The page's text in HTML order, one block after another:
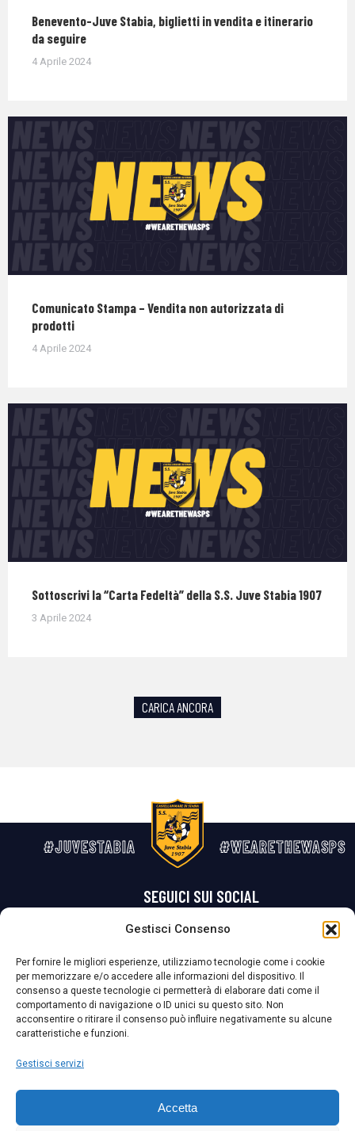
Gestisci Consenso
Per fornire le migliori esperienze, utilizziamo tecnologie come i cookie
per memorizzare e/o accedere alle informazioni del dispositivo. Il
consenso a queste tecnologie ci permetterà di elaborare dati come il
comportamento di navigazione o ID unici su questo sito. Non
acconsentire o ritirare il consenso può influire negativamente su alcune
caratteristiche e funzioni.
Gestisci servizi
Accetta
Benevento-Juve Stabia, biglietti in vendita e itinerario
da seguire
4 Aprile 2024
Comunicato Stampa – Vendita non autorizzata di
prodotti
4 Aprile 2024
Sottoscrivi la “Carta Fedeltà” della S.S. Juve Stabia 1907
3 Aprile 2024
CARICA ANCORA
#JUVESTABIA #WEARETHEWASPS
SEGUICI SUI SOCIAL
La Società ha nominato il Responsabile della Protezione dei Dati Personali (DPO), figura specializzata che vigila sulle modalità adottate dalla
nostra Società per tutelare i Suoi dati personali.